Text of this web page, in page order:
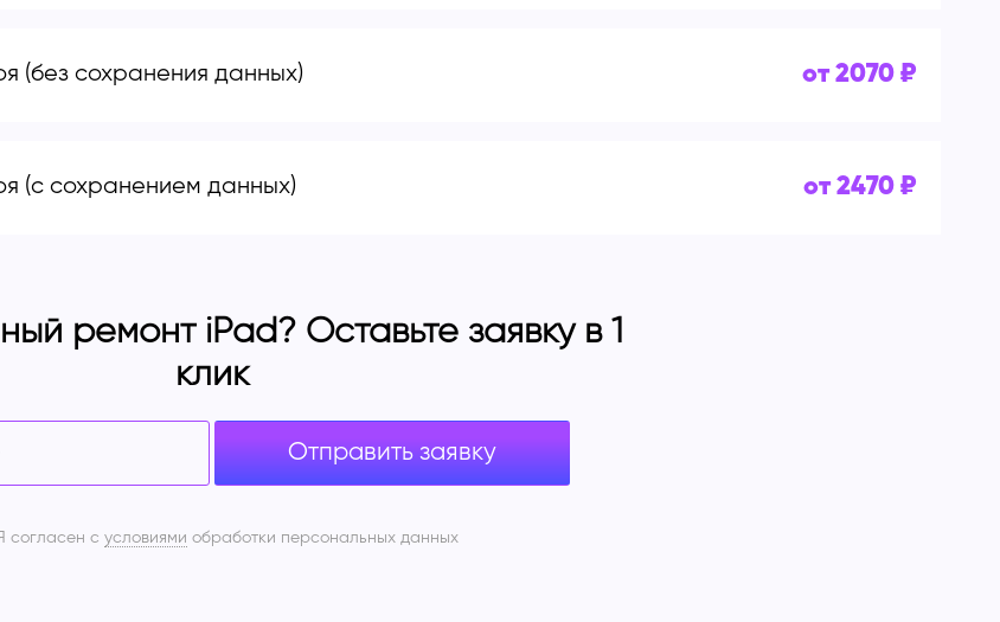
(без сохранения данных) от 2070 ₽
(с сохранением данных) от 2470 ₽
ремонт iPad? Оставьте заявку в 1
клик
Отправить заявку
согласен сусловиями обработки персональных данных